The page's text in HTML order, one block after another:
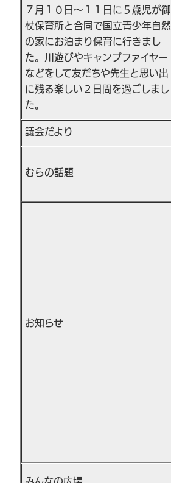
７月１０日～１１日に５歳児が御
杖保育所と合同で国立青少年自然
の家にお泊まり保育に行きまし
た。川遊びやキャンプファイヤー
などをして友だちや先生と思い出
に残る楽しい２日間を過ごしまし
た。
議会だより
むらの話題
お知らせ
みんなの広場